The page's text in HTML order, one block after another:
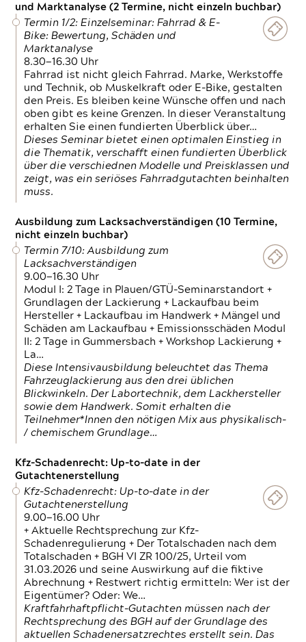
und Marktanalyse (2 Termine, nicht einzeln buchbar)
Termin 1/2: Einzelseminar: Fahrrad & E-
Bike: Bewertung, Schäden und
Marktanalyse
8.30—16.30 Uhr
Fahrrad ist nicht gleich Fahrrad. Marke, Werkstoffe
und Technik, ob Muskelkraft oder E-Bike, gestalten
den Preis. Es bleiben keine Wünsche offen und nach
oben gibt es keine Grenzen. In dieser Veranstaltung
erhalten Sie einen fundierten Überblick über…
Dieses Seminar bietet einen optimalen Einstieg in
die Thematik, verschafft einen fundierten Überblick
über die verschiednen Modelle und Preisklassen und
zeigt, was ein seriöses Fahrradgutachten beinhalten
muss.
Ausbildung zum Lacksachverständigen (10 Termine,
nicht einzeln buchbar)
Termin 7/10: Ausbildung zum
Lacksachverständigen
9.00—16.30 Uhr
Modul I: 2 Tage in Plauen/GTÜ-Seminarstandort +
Grundlagen der Lackierung + Lackaufbau beim
Hersteller + Lackaufbau im Handwerk + Mängel und
Schäden am Lackaufbau + Emissionsschäden Modul
II: 2 Tage in Gummersbach + Workshop Lackierung +
La…
Diese Intensivausbildung beleuchtet das Thema
Fahrzeuglackierung aus den drei üblichen
Blickwinkeln. Der Labortechnik, dem Lackhersteller
sowie dem Handwerk. Somit erhalten die
Teilnehmer*Innen den nötigen Mix aus physikalisch-
/ chemischem Grundlage…
Kfz-Schadenrecht: Up-to-date in der
Gutachtenerstellung
Kfz-Schadenrecht: Up-to-date in der
Gutachtenerstellung
9.00—16.00 Uhr
+ Aktuelle Rechtsprechung zur Kfz-
Schadenregulierung + Der Totalschaden nach dem
Totalschaden + BGH VI ZR 100/25, Urteil vom
31.03.2026 und seine Auswirkung auf die fiktive
Abrechnung + Restwert richtig ermitteln: Wer ist der
Eigentümer? Oder: We…
Kraftfahrhaftpflicht-Gutachten müssen nach der
Rechtsprechung des BGH auf der Grundlage des
aktuellen Schadenersatzrechtes erstellt sein. Das